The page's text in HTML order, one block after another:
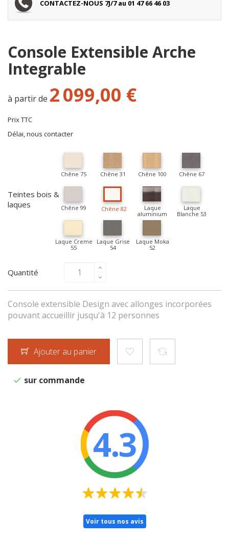
CONTACTEZ-NOUS 7J/7 au 01 47 66 46 03
Console Extensible Arche
Integrable
à partir de 2 099,00 €
Prix TTC
Délai, nous contacter
Teintes bois &
laques
Chêne 75 Chêne 31 Chêne 100 Chêne 67
Chêne 99 Chêne 82
Laque
aluminium
Laque
Blanche 53
Laque Creme
55
Laque Grise
54
Laque Moka
52
Quantité
Console extensible Design avec allonges incorporées
pouvant accueillir jusqu'à 12 personnes
Ajouter au panier
sur commande
4.3
Voir tous nos avis